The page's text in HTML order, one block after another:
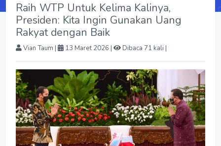
Raih WTP Untuk Kelima Kalinya,
Presiden: Kita Ingin Gunakan Uang
Rakyat dengan Baik
Vian Taum | 13 Maret 2026 | Dibaca 71 kali |